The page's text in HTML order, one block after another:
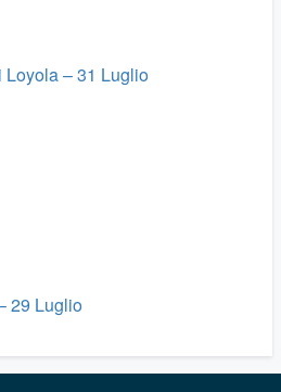
Loyola – 31 Luglio
29 Luglio